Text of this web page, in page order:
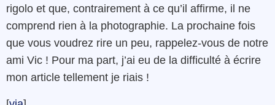
rigolo et que, contrairement à ce qu’il affirme, il ne
comprend rien à la photographie. La prochaine fois
que vous voudrez rire un peu, rappelez-vous de notre
ami Vic ! Pour ma part, j’ai eu de la difficulté à écrire
mon article tellement je riais !